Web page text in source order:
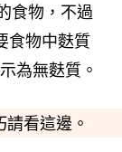
食物，不過
食物中麩質
為無麩質。
請看這邊。